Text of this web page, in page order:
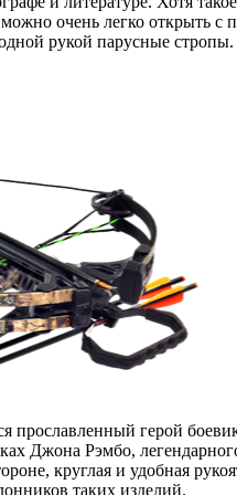
можно очень легко открыть
рукой парусные стропы.
прославленный герой
Джона Рэмбо,
круглая и удобная
таких изделий.